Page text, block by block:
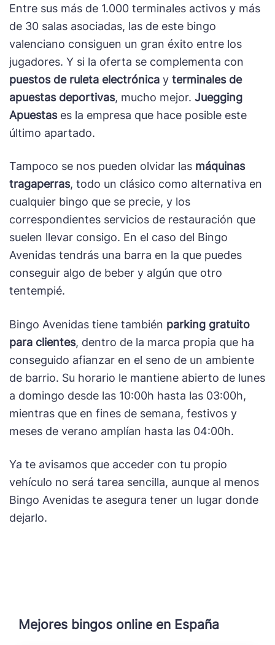
Entre sus más de 1.000 terminales activos y más
de 30 salas asociadas, las de este bingo
valenciano consiguen un gran éxito entre los
jugadores. Y si la oferta se complementa con
puestos de ruleta electrónica y terminales de
apuestas deportivas, mucho mejor. Juegging
Apuestases la empresa que hace posible este
último apartado.
Tampoco se nos pueden olvidar las máquinas
tragaperras, todo un clásico como alternativa en
cualquier bingo que se precie, y los
correspondientes servicios de restauración que
suelen llevar consigo. En el caso del Bingo
Avenidas tendrás una barra en la que puedes
conseguir algo de beber y algún que otro
tentempié.
Bingo Avenidas tiene también parking gratuito
para clientes, dentro de la marca propia que ha
conseguido afianzar en el seno de un ambiente
de barrio. Su horario le mantiene abierto de lunes
a domingo desde las 10:00h hasta las 03:00h,
mientras que en fines de semana, festivos y
meses de verano amplían hasta las 04:00h.
Ya te avisamos que acceder con tu propio
vehículo no será tarea sencilla, aunque al menos
Bingo Avenidas te asegura tener un lugar donde
dejarlo.
Mejores bingos online en España